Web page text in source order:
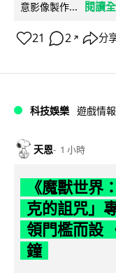
意影像製作... 閱讀
21 2 ↗ 分
科技娛樂 遊戲情報
天恩 1 小時
《魔獸世界
克的詛咒」
領門檻而設
鐘